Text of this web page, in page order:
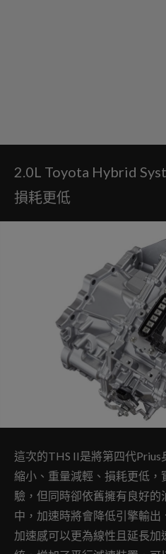
2.0L Toyota Hybrid
損耗更低
這次的THS II是將第四代
縮小、重量減輕、損耗更低
驗，但同時卻依舊擁有良好
中，加速時將會降低引擎輸
加速感可以更為線性且延長